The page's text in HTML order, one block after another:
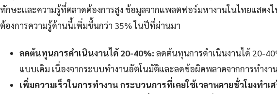
ทักษะและความรู้ที่ตลาดต้องการสูง ข้อมูลจากแพลตฟอร์มหางานในไทยแสดง
ต้องการความรู้ด้านนี้เพิ่มขึ้นกว่า 35% ในปีที่ผ่านมา
ลดต้นทุนการดำเนินงานได้ 20-40%: ลดต้นทุนการดำเนินงานได้ 20-
แบบเดิม เนื่องจากระบบทำงานอัตโนมัติและลดข้อผิดพลาดจากการทำงา
เพิ่มความเร็วในการทำงาน กระบวนการที่เคยใช้เวลาหลายชั่วโมงทำ